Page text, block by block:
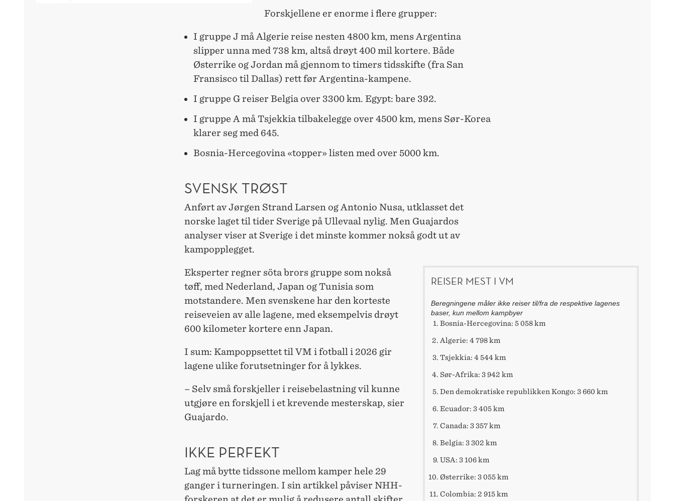
Forskjellene er enorme i flere grupper:
I gruppe J må Algerie reise nesten 4800 km, mens Argentina
slipper unna med 738 km, altså drøyt 400 mil kortere. Både
Østerrike og Jordan må gjennom to timers tidsskifte (fra San
Fransisco til Dallas) rett før Argentina-kampene.
I gruppe G reiser Belgia over 3300 km. Egypt: bare 392.
I gruppe A må Tsjekkia tilbakelegge over 4500 km, mens Sør-Korea
klarer seg med 645.
Bosnia-Hercegovina «topper» listen med over 5000 km.
SVENSK TRØST
Anført av Jørgen Strand Larsen og Antonio Nusa, utklasset det
norske laget til tider Sverige på Ullevaal nylig. Men Guajardos
analyser viser at Sverige i det minste kommer nokså godt ut av
kampopplegget.
REISER MEST I VM
Beregningene måler ikke reiser til/fra de respektive lagenes
baser, kun mellom kampbyer
Bosnia-Hercegovina: 5 058 km
Algerie: 4 798 km
Tsjekkia: 4 544 km
Sør-Afrika: 3 942 km
Den demokratiske republikken Kongo: 3 660 km
Ecuador: 3 405 km
Canada: 3 357 km
Belgia: 3 302 km
USA: 3 106 km
Østerrike: 3 055 km
Colombia: 2 915 km
Eksperter regner söta brors gruppe som nokså
tøff, med Nederland, Japan og Tunisia som
motstandere. Men svenskene har den korteste
reiseveien av alle lagene, med eksempelvis drøyt
600 kilometer kortere enn Japan.
I sum: Kampoppsettet til VM i fotball i 2026 gir
lagene ulike forutsetninger for å lykkes.
– Selv små forskjeller i reisebelastning vil kunne
utgjøre en forskjell i et krevende mesterskap, sier
Guajardo.
IKKE PERFEKT
Lag må bytte tidssone mellom kamper hele 29
ganger i turneringen. I sin artikkel påviser NHH-